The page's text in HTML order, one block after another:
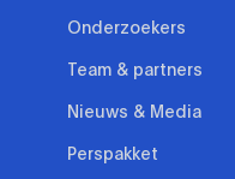
Onderzoekers
Team & partners
Nieuws & Media
Perspakket